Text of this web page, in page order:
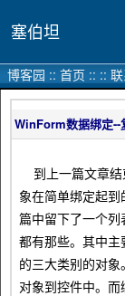
塞伯坦
博客园 :: 首页 :: ::
WinForm数据绑定--
到上一篇文章结
象在简单绑定起
篇中留下了一个列
都有那些。其中
的三大类别的对
对象到控件中。